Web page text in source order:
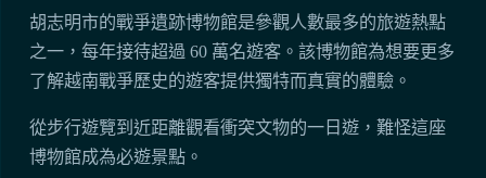
胡志明市的戰爭遺跡博物館是參觀人數最多的旅遊熱點
之一，每年接待超過 60 萬名遊客。該博物館為想要更多
了解越南戰爭歷史的遊客提供獨特而真實的體驗。
從步行遊覽到近距離觀看衝突文物的一日遊，難怪這座
博物館成為必遊景點。